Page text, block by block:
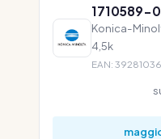
1710589-
Konica-
4,5k
EAN: